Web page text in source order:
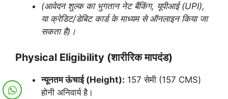
(आवेदन शुल्क का भुगतान नेट बैंकिंग, यूपीआई (UPI),
या क्रेडिट/डेबिट कार्ड के माध्यम से ऑनलाइन किया जा
सकता है)।
Physical Eligibility (शारीरिक मापदंड)
न्यूनतम ऊंचाई (Height): 157 सेमी (157 CMS)
होनी अनिवार्य है।